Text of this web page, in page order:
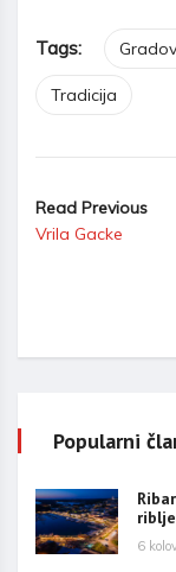
Tags:
Tradicija
Read Previous
Vrila Gacke
Popularni
6